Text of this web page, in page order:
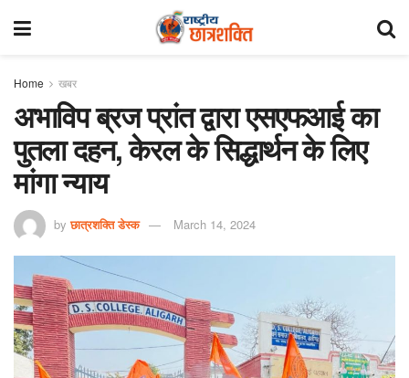
Home खबर
अभाविप ब्रज प्रांत द्वारा एसएफआई का
पुतला दहन, केरल के सिद्धार्थन के लिए
मांगा न्याय
by छात्रशक्ति डेस्क March 14, 2024